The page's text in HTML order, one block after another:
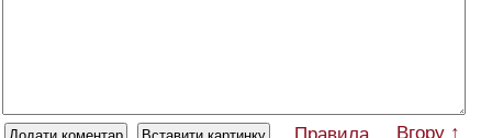
Правила Вгору ↑